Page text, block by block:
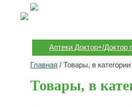
Аптеки Доктор+/Доктор
Главная / Товары, в
Товары, в